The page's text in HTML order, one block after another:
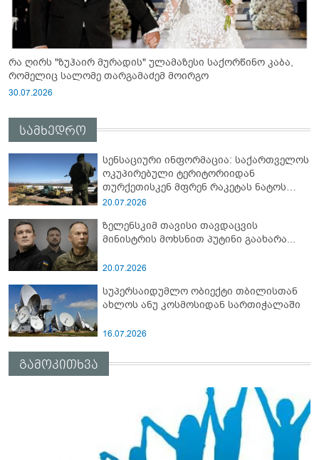
რა ღირს "ზუჰაირ მურადის" ულამაზესი საქორწინო კაბა,
რომელიც სალომე თარგამაძემ მოირგო
30.07.2026
სამხედრო
სენსაციური ინფორმაცია: საქართველოს
ოკუპირებული ტერიტორიიდან
თურქეთისკენ მფრენ რაკეტას ნატოს
სამიტი კინაღამ ჩაუშლია
20.07.2026
ზელენსკიმ თავისი თავდაცვის
მინისტრის მოხსნით პუტინი გაახარა...
20.07.2026
სუპერსაიდუმლო ობიექტი თბილისთან
ახლოს ანუ კოსმოსიდან სართიჭალაში
16.07.2026
გამოკითხვა